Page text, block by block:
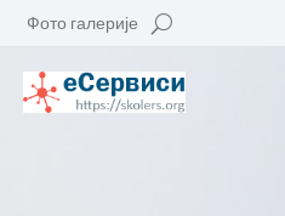
Фото галерије